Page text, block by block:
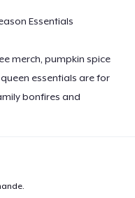
Essentials
merch, pumpkin spice
essentials are for
bonfires and